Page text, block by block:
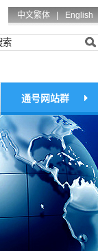
中文繁体 | English
通号网站群